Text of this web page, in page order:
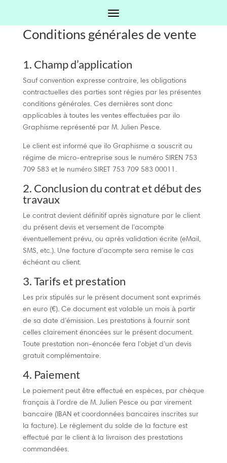
Conditions générales de vente
1. Champ d’application
Sauf convention expresse contraire, les obligations
contractuelles des parties sont régies par les présentes
conditions générales. Ces dernières sont donc
applicables à toutes les ventes effectuées par ilo
Graphisme représenté par M. Julien Pesce.
Le client est informé que ilo Graphisme a souscrit au
régime de micro-entreprise sous le numéro SIREN 753
709 583 et le numéro SIRET 753 709 583 00011.
2. Conclusion du contrat et début des
travaux
Le contrat devient définitif après signature par le client
du présent devis et versement de l’acompte
éventuellement prévu, ou après validation écrite (eMail,
SMS, etc.). Une facture d’acompte sera remise le cas
échéant au client.
3. Tarifs et prestation
Les prix stipulés sur le présent document sont exprimés
en euro (€). Ce document est valable un mois à partir
de sa date d’émission. Les prestations à fournir sont
celles clairement énoncées sur le présent document.
Toute prestation non-énoncée fera l’objet d’un devis
gratuit complémentaire.
4. Paiement
Le paiement peut être effectué en espèces, par chèque
français à l’ordre de M. Julien Pesce ou par virement
bancaire (IBAN et coordonnées bancaires inscrites sur
la facture). Le règlement du solde de la facture est
effectué par le client à la livraison des prestations
commandées.